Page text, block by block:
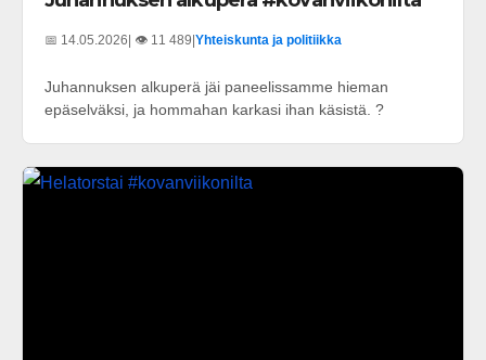
📅 14.05.2026 | 👁️ 11 489 Yhteiskunta ja politiikka
Juhannuksen alkuperä jäi paneelissamme hieman
epäselväksi, ja hommahan karkasi ihan käsistä. ?